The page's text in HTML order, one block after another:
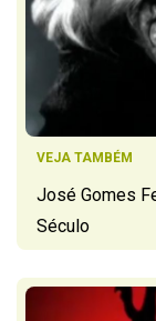
VEJA TAMBÉM
José Gomes
Século